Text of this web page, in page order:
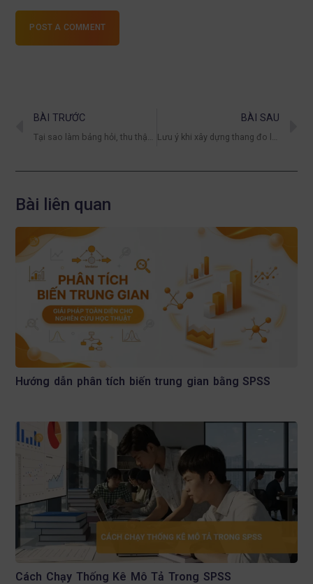
POST A COMMENT
BÀI TRƯỚC BÀI SAU
Bài liên quan
Hướng dẫn phân tích biến trung gian bằng SPSS
Cách Chạy Thống Kê Mô Tả Trong SPSS